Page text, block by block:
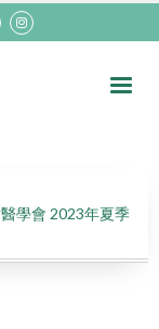
學會 2023年夏季